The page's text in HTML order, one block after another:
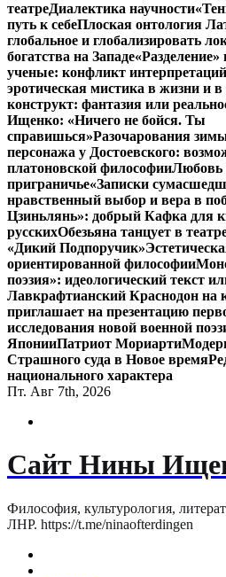
театреДиалектика научности
путь к себеПлоская онтология
глобальное и глобализировать
богатства на Западе«Разделение»
ученые: конфликт интерпретаций
эротическая мистика в жизни и в
конструкт: фантазия или
Ищенко: «Ничего не бойся. Ты
справишься»Разочарования
персонажа у Достоевского:
платоновской философииЛюбовь
приграничье«Записки
нравственный выбор и вера в
Цзиньлянь»: добрый Кафка для
русскихОбезьяна танцует в
«Дикий Подпоручик»
ориентированной философии
поэзия»: идеологический текст
Лавкрафтианский Краснодон на
приглашает на презентацию
исследования новой военной
ЯпонииПатриот Мориарти
Страшного суда в Новое время
национального характера
Пт. Авг 7th, 2026
Сайт Нины
Философия, культурология,
ЛНР. https://t.me/ninaofterdingen